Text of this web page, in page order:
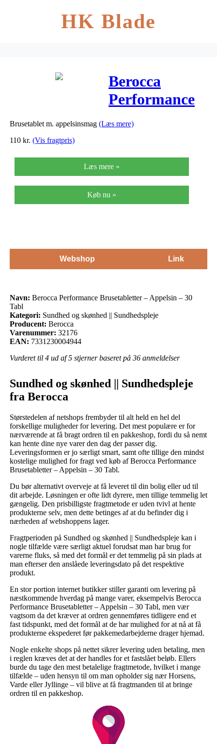
HK Blade
Berocca
Performance
Brusetabletter
30 Tabl
Brusetablet m. appelsinsmag (Læs mere)
110 kr. (Vis fragtpris)
Læs mere »
Køb nu »
Webshop Link
Navn: Berocca Performance Brusetabletter – Appelsin – 30
Tabl
Kategori: Sundhed og skønhed || Sundhedspleje
Producent: Berocca
Varenummer: 32176
EAN: 7331230004944
Vurderet til 4 ud af 5 stjerner baseret på 36 anmeldelser
Sundhed og skønhed || Sundhedspleje
fra Berocca
Størstedelen af netshops frembyder til alt held en hel del
forskellige muligheder for levering. Det mest populære er for
nærværende at få bragt ordren til en pakkeshop, fordi du så nemt
kan hente dine nye varer den dag der passer dig.
Leveringsformen er jo særligt smart, samt ofte tillige den mindst
kostelige mulighed for fragt ved køb af Berocca Performance
Brusetabletter – Appelsin – 30 Tabl.
Du bør alternativt overveje at få leveret til din bolig eller ud til
dit arbejde. Løsningen er ofte lidt dyrere, men tillige temmelig let
gængelig. Den prisbilligste fragtmetode er uden tvivl at hente
produkterne selv, men dette betinges af at du befinder dig i
nærheden af webshoppens lager.
Fragtperioden på Sundhed og skønhed || Sundhedspleje kan i
nogle tilfælde være særligt aktuel forudsat man har brug for
varerne fluks, så med det formål er det temmelig på sin plads at
man efterser den anslåede leveringsdato på det respektive
produkt.
En stor portion internet butikker stiller garanti om levering på
næstkommende hverdag på mange varer, eksempelvis Berocca
Performance Brusetabletter – Appelsin – 30 Tabl, men vær
vagtsom da det kræver at ordren gennemføres tidligere end et
fast tidspunkt, med det formål at de har mulighed for at nå at få
produkterne ekspederet før pakkemedarbejderne drager hjemad.
Nogle enkelte shops på nettet sikrer levering uden betaling, men
i reglen kræves det at der handles for et fastslået beløb. Ellers
burde du tage den mest betalelige fragtmetode, hvilket i mange
tilfælde – uden hensyn til om man opholder sig nær Horsens,
Varde eller Jyllinge – vil blive at få fragtmanden til at bringe
ordren til en pakkeshop.